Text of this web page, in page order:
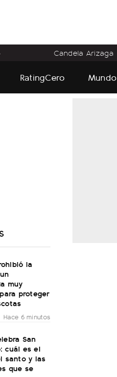
Candela Arizaga
RatingCero Mundo
la
muy
proteger
Hace 6 minutos
San
cuál es el
santo y las
que se